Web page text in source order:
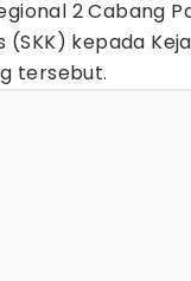
2 Cabang
(SKK) kepada
tersebut.